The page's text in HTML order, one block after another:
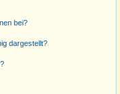
bei?
dargestellt?